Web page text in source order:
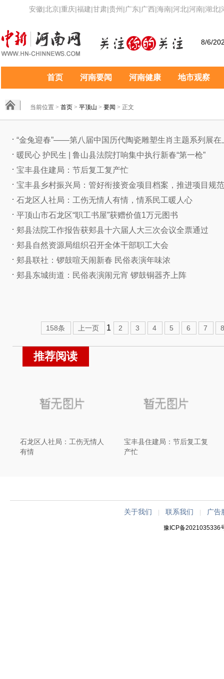
安徽|北京|重庆|福建|甘肃|贵州 |广东|广西|海南|河北|河南|湖北|
8/6/
首页 河南要闻 河南健康 地市观察
当前位置 > 首页 > 平顶山 > 要闻 > 正文
“金兔迎春”——第八届中国历代陶瓷雕塑生肖主题系列展在
暖民心 护民生 | 鲁山县法院打响集中执行新春“第一枪”
宝丰县住建局：节后复工复产忙
宝丰县乡村振兴局：管好衔接资金项目档案，推进项目规
石龙区人社局：工伤无情人有情，情系民工暖人心
平顶山市石龙区“职工书屋”获赠价值1万元图书
郏县法院工作报告获郏县十六届人大三次会议全票通过
郏县自然资源局组织召开全体干部职工大会
郏县联社：锣鼓喧天闹新春 民俗表演年味浓
郏县东城街道：民俗表演闹元宵 锣鼓铜器齐上阵
158条 上一页 1 2 3 4 5 6 7
推荐阅读
石龙区人社局：工伤无情人
有情
宝丰县住建局：节后复工复
产忙
关于我们 |联系我们 广告
豫ICP备2021035336